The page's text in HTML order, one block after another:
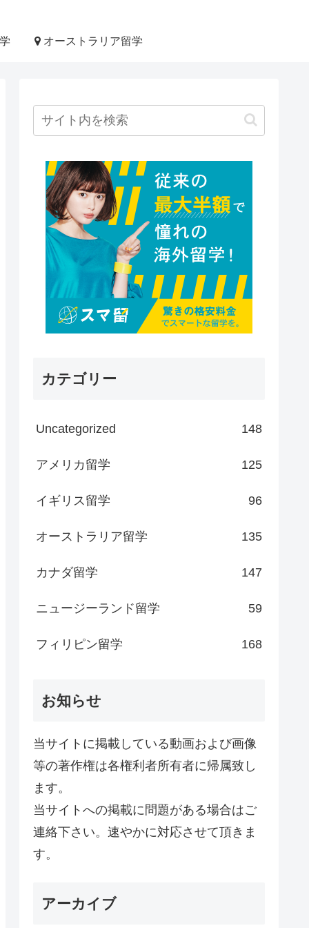
オーストラリア留学
カテゴリー
Uncategorized 148
アメリカ留学 125
イギリス留学 96
オーストラリア留学 135
カナダ留学 147
ニュージーランド留学 59
フィリピン留学 168
お知らせ
当サイトに掲載している動画および画像
等の著作権は各権利者所有者に帰属致し
ます。
当サイトへの掲載に問題がある場合はご
連絡下さい。速やかに対応させて頂きま
す。
アーカイブ